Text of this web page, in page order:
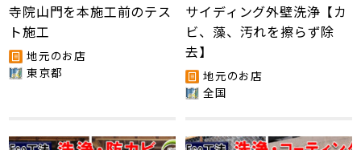
寺院山門を本施工前のテス
ト施工
地元のお店
東京都
サイディング外壁洗浄【カ
ビ、藻、汚れを擦らず除
去】
地元のお店
全国